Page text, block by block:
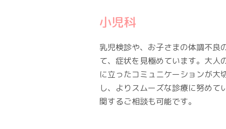
小児科
乳児検診や、お子さまの体調不良
て、症状を見極めています。大人
に立ったコミュニケーションが大
し、よりスムーズな診療に努め
関するご相談も可能です。